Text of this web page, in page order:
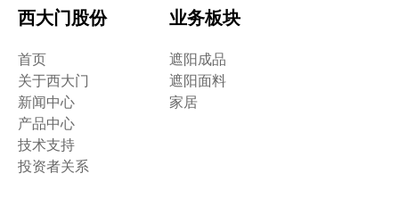
西大门股份
首页
关于西大门
新闻中心
产品中心
技术支持
投资者关系
业务板块
遮阳成品
遮阳面料
家居